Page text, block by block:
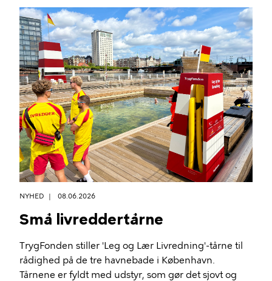
NYHED 08.06.2026
Små livreddertårne
TrygFonden stiller 'Leg og Lær Livredning'-tårne til
rådighed på de tre havnebade i København.
Tårnene er fyldt med udstyr, som gør det sjovt og